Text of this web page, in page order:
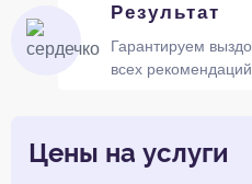
Результат
Гарантируем
всех
Цены на услуги